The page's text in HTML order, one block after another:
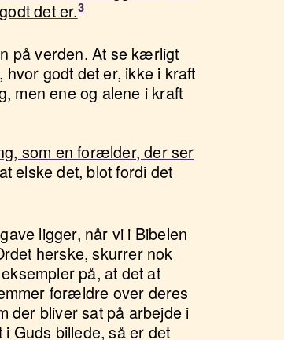
det er.
på verden. At se kærligt
godt det er, ikke i kraft
men ene og alene i kraft
som en forælder, der ser
elske det, blot fordi det
ligger, når vi i Bibelen
herske, skurrer nok
på, at det at
forældre over deres
der bliver sat på arbejde i
Guds billede, så er det